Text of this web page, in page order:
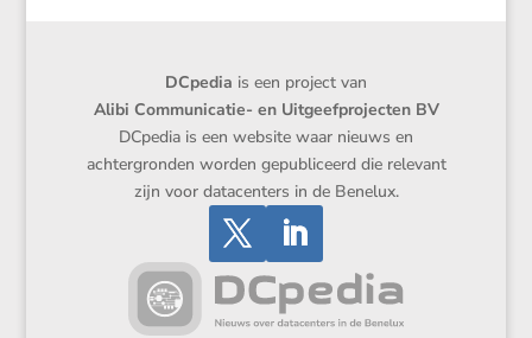
DCpedia is een project van
Alibi Communicatie- en Uitgeefprojecten BV
DCpedia is een website waar nieuws en
achtergronden worden gepubliceerd die relevant
zijn voor datacenters in de Benelux.